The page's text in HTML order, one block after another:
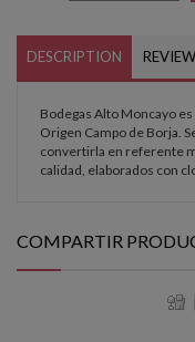
DESCRIPTION
Bodegas Alto Moncayo
Origen Campo de Borja.
convertirla en referente
calidad, elaborados con
COMPARTIR